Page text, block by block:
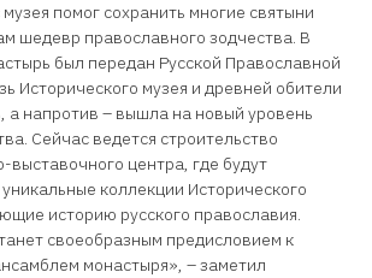
помог сохранить многие святыни
шедевр православного зодчества. В
был передан Русской Православной
Исторического музея и древней обители
а напротив – вышла на новый уровень
Сейчас ведется строительство
выставочного центра, где будут
коллекции Исторического
историю русского православия.
своеобразным предисловием к
монастыря», – заметил